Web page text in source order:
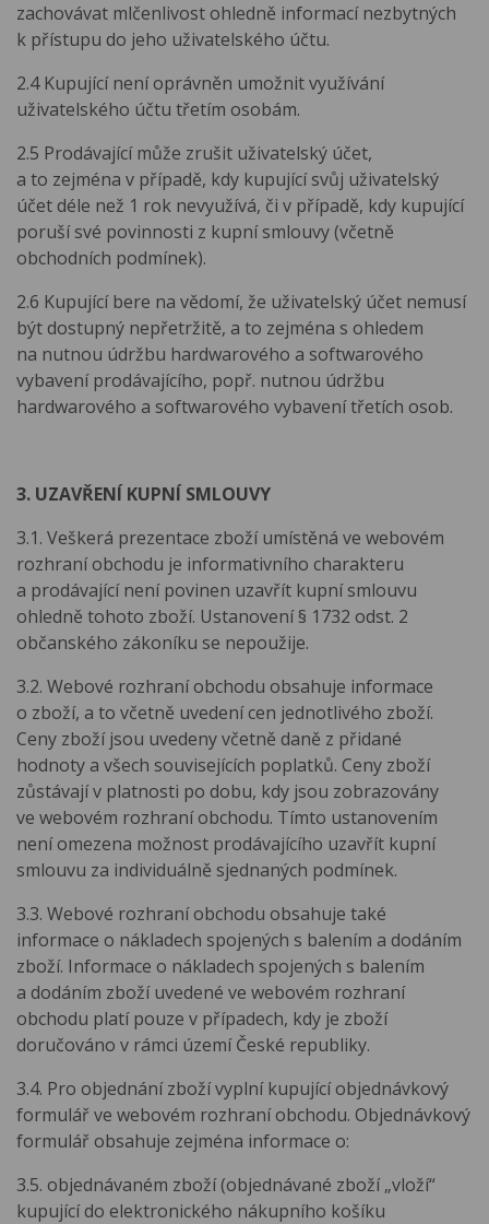
zachovávat mlčenlivost ohledně informací nezbytných
k přístupu do jeho uživatelského účtu.
2.4 Kupující není oprávněn umožnit využívání
uživatelského účtu třetím osobám.
2.5 Prodávající může zrušit uživatelský účet,
a to zejména v případě, kdy kupující svůj uživatelský
účet déle než 1 rok nevyužívá, či v případě, kdy kupující
poruší své povinnosti z kupní smlouvy (včetně
obchodních podmínek).
2.6 Kupující bere na vědomí, že uživatelský účet nemusí
být dostupný nepřetržitě, a to zejména s ohledem
na nutnou údržbu hardwarového a softwarového
vybavení prodávajícího, popř. nutnou údržbu
hardwarového a softwarového vybavení třetích osob.
3. UZAVŘENÍ KUPNÍ SMLOUVY
3.1. Veškerá prezentace zboží umístěná ve webovém
rozhraní obchodu je informativního charakteru
a prodávající není povinen uzavřít kupní smlouvu
ohledně tohoto zboží. Ustanovení § 1732 odst. 2
občanského zákoníku se nepoužije.
3.2. Webové rozhraní obchodu obsahuje informace
o zboží, a to včetně uvedení cen jednotlivého zboží.
Ceny zboží jsou uvedeny včetně daně z přidané
hodnoty a všech souvisejících poplatků. Ceny zboží
zůstávají v platnosti po dobu, kdy jsou zobrazovány
ve webovém rozhraní obchodu. Tímto ustanovením
není omezena možnost prodávajícího uzavřít kupní
smlouvu za individuálně sjednaných podmínek.
3.3. Webové rozhraní obchodu obsahuje také
informace o nákladech spojených s balením a dodáním
zboží. Informace o nákladech spojených s balením
a dodáním zboží uvedené ve webovém rozhraní
obchodu platí pouze v případech, kdy je zboží
doručováno v rámci území České republiky.
3.4. Pro objednání zboží vyplní kupující objednávkový
formulář ve webovém rozhraní obchodu. Objednávkový
formulář obsahuje zejména informace o:
3.5. objednávaném zboží (objednávané zboží „vloží“
kupující do elektronického nákupního košíku